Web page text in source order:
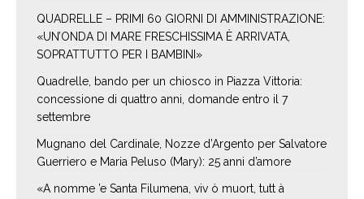
QUADRELLE – PRIMI 60 GIORNI DI AMMINISTRAZIONE:
«UN’ONDA DI MARE FRESCHISSIMA È ARRIVATA,
SOPRATTUTTO PER I BAMBINI»
Quadrelle, bando per un chiosco in Piazza Vittoria:
concessione di quattro anni, domande entro il 7
settembre
Mugnano del Cardinale, Nozze d’Argento per Salvatore
Guerriero e Maria Peluso (Mary): 25 anni d’amore
«A nomme ’e Santa Filumena, viv ò muort, tutt à